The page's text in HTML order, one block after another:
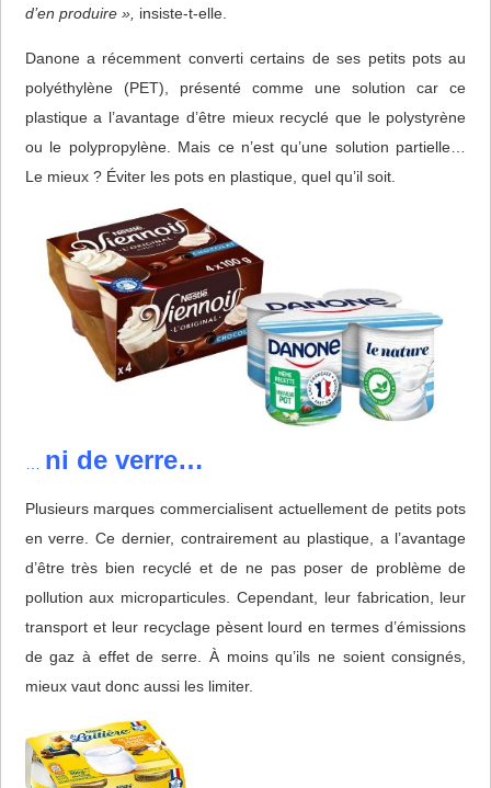
d’en produire », insiste-t-elle.
Danone a récemment converti certains de ses petits pots au
polyéthylène (PET), présenté comme une solution car ce
plastique a l’avantage d’être mieux recyclé que le polystyrène
ou le polypropylène. Mais ce n’est qu’une solution partielle…
Le mieux ? Éviter les pots en plastique, quel qu’il soit.
ni de verre…
Plusieurs marques commercialisent actuellement de petits pots
en verre. Ce dernier, contrairement au plastique, a l’avantage
d’être très bien recyclé et de ne pas poser de problème de
pollution aux microparticules. Cependant, leur fabrication, leur
transport et leur recyclage pèsent lourd en termes d’émissions
de gaz à effet de serre. À moins qu’ils ne soient consignés,
mieux vaut donc aussi les limiter.